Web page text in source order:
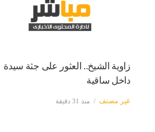
زاوية الشيخ.. العثور على جثة سيدة
داخل ساقية
غير مصنف منذ 31 دقيقة